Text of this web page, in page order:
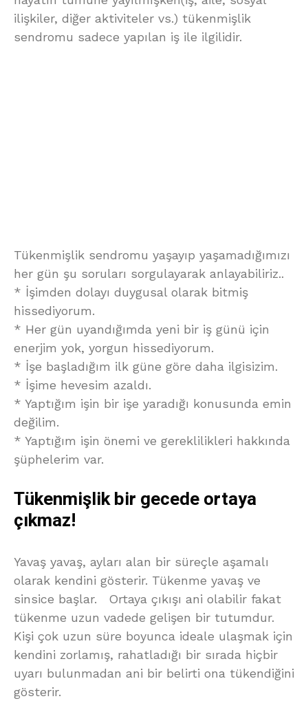
ilişkiler, diğer aktiviteler vs.) tükenmişlik
sendromu sadece yapılan iş ile ilgilidir.
Tükenmişlik sendromu yaşayıp yaşamadığımızı
her gün şu soruları sorgulayarak anlayabiliriz..
* İşimden dolayı duygusal olarak bitmiş
hissediyorum.
* Her gün uyandığımda yeni bir iş günü için
enerjim yok, yorgun hissediyorum.
* İşe başladığım ilk güne göre daha ilgisizim.
* İşime hevesim azaldı.
* Yaptığım işin bir işe yaradığı konusunda emin
değilim.
* Yaptığım işin önemi ve gereklilikleri hakkında
şüphelerim var.
Tükenmişlik bir gecede ortaya
çıkmaz!
Yavaş yavaş, ayları alan bir süreçle aşamalı
olarak kendini gösterir. Tükenme yavaş ve
sinsice başlar. Ortaya çıkışı ani olabilir fakat
tükenme uzun vadede gelişen bir tutumdur.
Kişi çok uzun süre boyunca ideale ulaşmak için
kendini zorlamış, rahatladığı bir sırada hiçbir
uyarı bulunmadan ani bir belirti ona tükendiğini
gösterir.